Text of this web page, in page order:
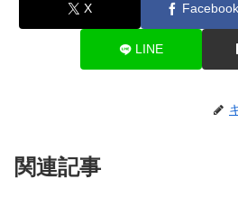
X Facebook
LINE
関連記事